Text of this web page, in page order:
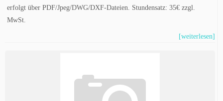
erfolgt über PDF/Jpeg/DWG/DXF-Dateien. Stundensatz: 35€ zzgl.
MwSt.
[weiterlesen]